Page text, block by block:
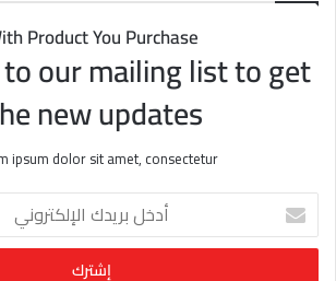
Product You Purchase
our mailing list to get
new updates!
ipsum dolor sit amet, consectetur.
خ